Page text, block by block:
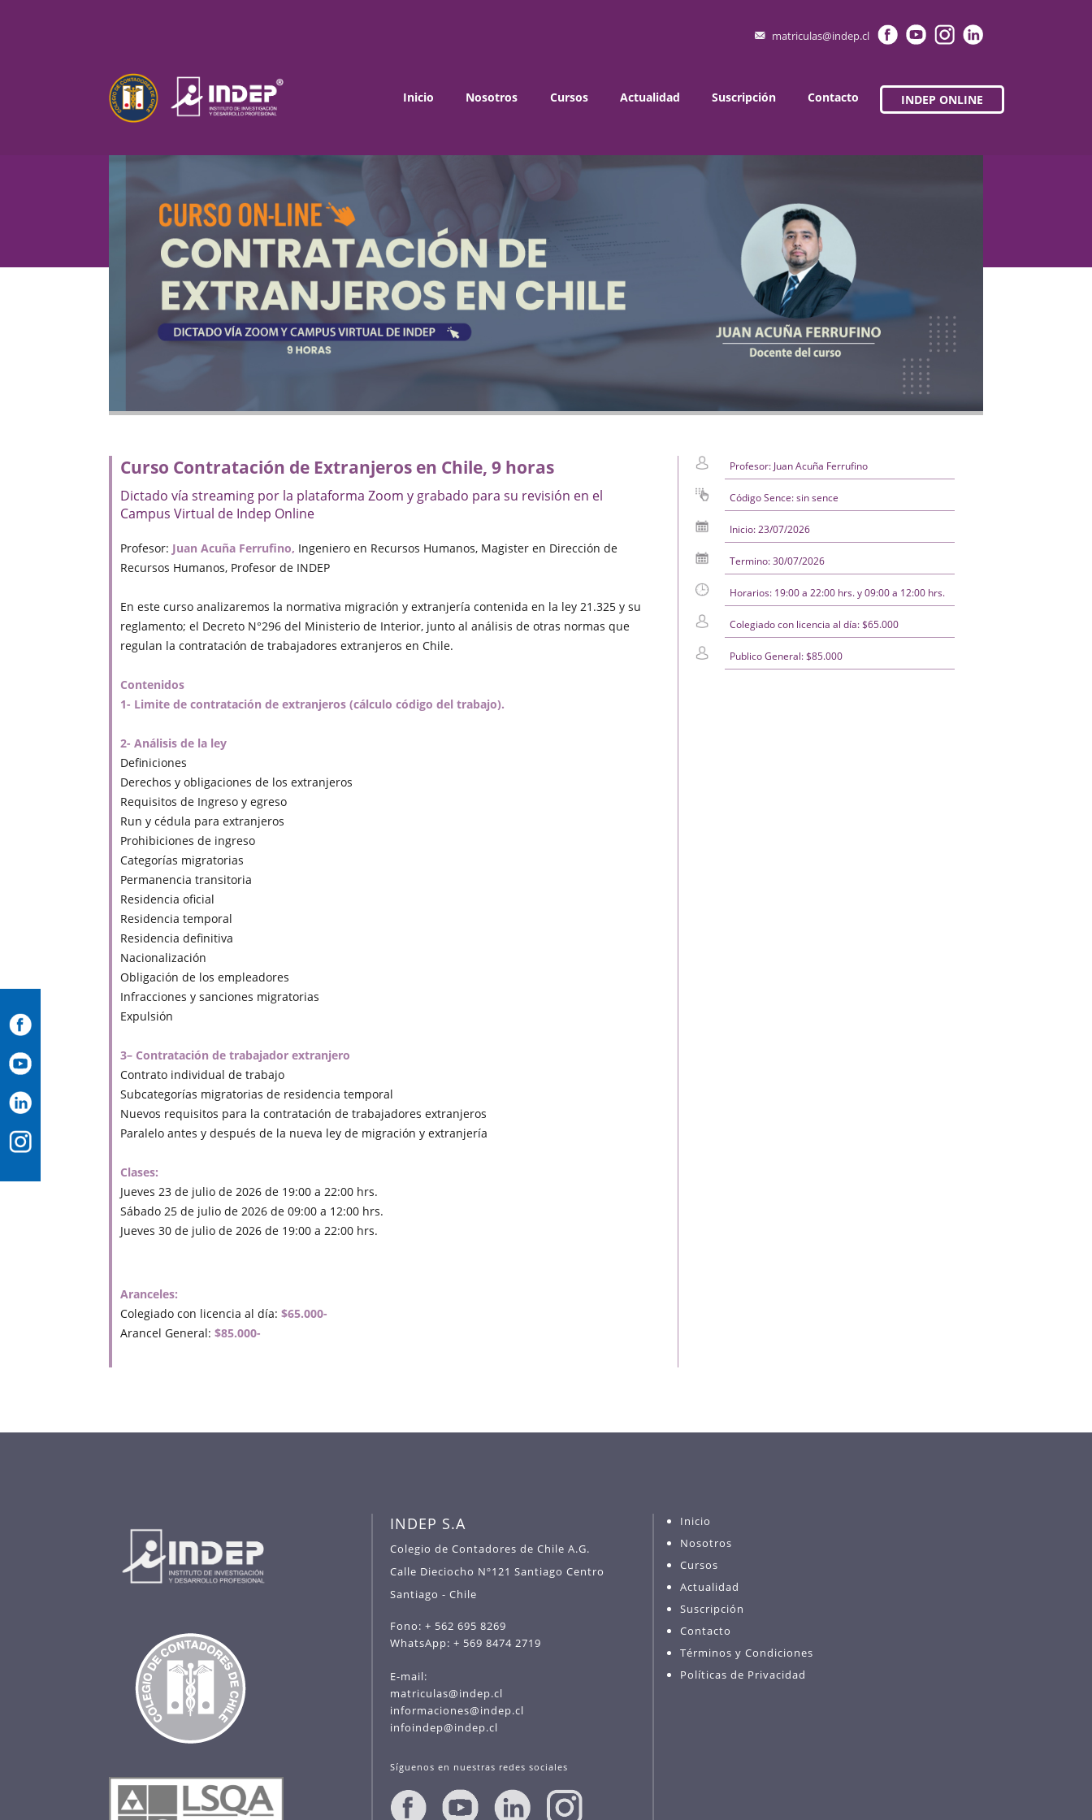
matriculas@indep.cl
Inicio Nosotros Cursos Actualidad Suscripción Contacto INDEP ONLINE
Curso Contratación de Extranjeros en Chile, 9 horas
Dictado vía streaming por la plataforma Zoom y grabado para su revisión en el
Campus Virtual de Indep Online
Profesor: Juan Acuña Ferrufino, Ingeniero en Recursos Humanos, Magister en Dirección de
Recursos Humanos, Profesor de INDEP
En este curso analizaremos la normativa migración y extranjería contenida en la ley 21.325 y su
reglamento; el Decreto N°296 del Ministerio de Interior, junto al análisis de otras normas que
regulan la contratación de trabajadores extranjeros en Chile.
Contenidos
1- Limite de contratación de extranjeros (cálculo código del trabajo).
2- Análisis de la ley
Definiciones
Derechos y obligaciones de los extranjeros
Requisitos de Ingreso y egreso
Run y cédula para extranjeros
Prohibiciones de ingreso
Categorías migratorias
Permanencia transitoria
Residencia oficial
Residencia temporal
Residencia definitiva
Nacionalización
Obligación de los empleadores
Infracciones y sanciones migratorias
Expulsión
3– Contratación de trabajador extranjero
Contrato individual de trabajo
Subcategorías migratorias de residencia temporal
Nuevos requisitos para la contratación de trabajadores extranjeros
Paralelo antes y después de la nueva ley de migración y extranjería
Clases:
Jueves 23 de julio de 2026 de 19:00 a 22:00 hrs.
Sábado 25 de julio de 2026 de 09:00 a 12:00 hrs.
Jueves 30 de julio de 2026 de 19:00 a 22:00 hrs.
Aranceles:
Colegiado con licencia al día:$65.000-
Arancel General:$85.000-
Profesor: Juan Acuña Ferrufino
Código Sence: sin sence
Inicio: 23/07/2026
Termino: 30/07/2026
Horarios: 19:00 a 22:00 hrs. y 09:00 a 12:00 hrs.
Colegiado con licencia al día: $65.000
Publico General: $85.000
INDEP S.A
Colegio de Contadores de Chile A.G.
Calle Dieciocho Nº121 Santiago Centro
Santiago - Chile
Fono: + 562 695 8269
WhatsApp: + 569 8474 2719
E-mail:
matriculas@indep.cl
informaciones@indep.cl
infoindep@indep.cl
Síguenos en nuestras redes sociales
Inicio
Nosotros
Cursos
Actualidad
Suscripción
Contacto
Términos y Condiciones
Políticas de Privacidad